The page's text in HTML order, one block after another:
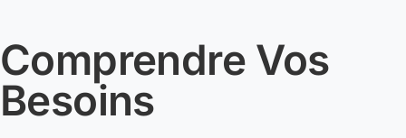
Comprendre Vos
Besoins